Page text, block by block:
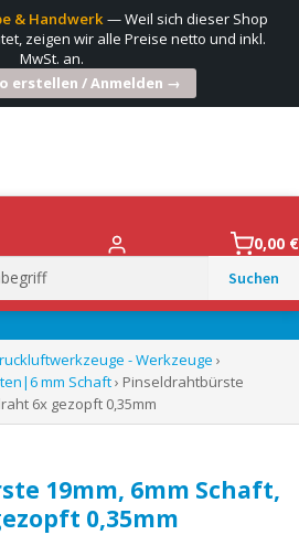
& Handwerk— Weil sich dieser Shop
zeigen wir alle Preise netto und inkl.
MwSt. an.
erstellen / Anmelden →
0,00 €
- Werkzeuge ›
mm Schaft› Pinseldrahtbürste
6x gezopft 0,35mm
19mm, 6mm Schaft,
0,35mm